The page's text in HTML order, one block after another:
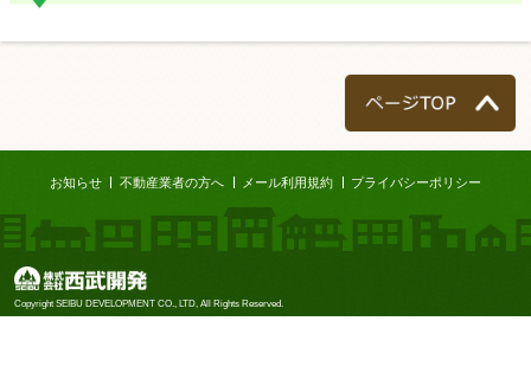
町、入間郡 越生町、比企郡、比企
郡 滑川町、比企郡 嵐山町、比企郡
小川町、比企郡 川島町、比企郡 吉
見町、比企郡 鳩山町、比企郡 とき
がわ町、秩父郡、秩父郡 横瀬町、
父郡 小鹿野町、秩父郡 東秩父村、
児玉郡、児玉郡 美里町、児玉郡 神
里郡 寄居町、南埼玉郡、南埼玉郡
お知らせ 不動産業者の方へ メール利用規約 プライバシーポリシー
株式会社西武開発
Copyright SEIBU DEVELOPMENT CO., LTD, All Rights Reserved.